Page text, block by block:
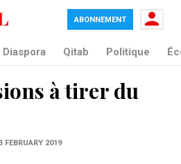
ABONNEMENT
Diaspora Qitab Politique
à tirer du
FEBRUARY 2019